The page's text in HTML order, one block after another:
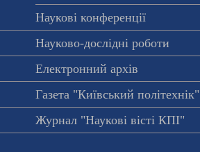
Наукові конференції
Науково-дослідні роботи
Електронний архів
Газета "Київський політехнік"
Журнал "Наукові вісті КПІ"